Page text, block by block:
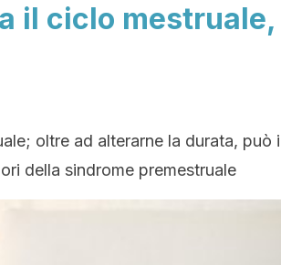
il ciclo mestruale,
oltre ad alterarne la durata, può
della sindrome premestruale